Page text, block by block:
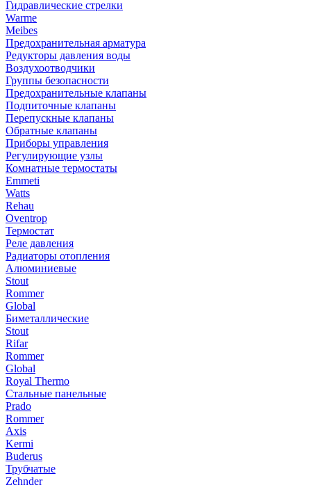
Гидравлические стрелки
Warme
Meibes
Предохранительная арматура
Редукторы давления воды
Воздухоотводчики
Группы безопасности
Предохранительные клапаны
Подпиточные клапаны
Перепускные клапаны
Обратные клапаны
Приборы управления
Регулирующие узлы
Комнатные термостаты
Emmeti
Watts
Rehau
Oventrop
Термостат
Реле давления
Радиаторы отопления
Алюминиевые
Stout
Rommer
Global
Биметаллические
Stout
Rifar
Rommer
Global
Royal Thermo
Стальные панельные
Prado
Rommer
Axis
Kermi
Buderus
Трубчатые
Zehnder